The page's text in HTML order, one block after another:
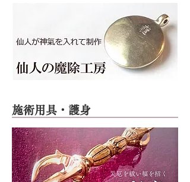
施術用具・護身